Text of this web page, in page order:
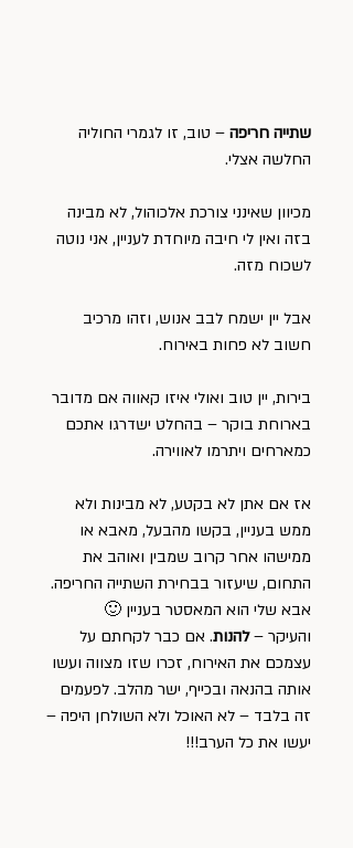
שתייה חריפה – טוב, זו לגמרי החוליה
החלשה אצלי.
מכיוון שאינני צורכת אלכוהול, לא מבינה
בזה ואין לי חיבה מיוחדת לעניין, אני נוטה
לשכוח מזה.
אבל יין ישמח לבב אנוש, וזהו מרכיב
חשוב לא פחות באירוח.
בירות, יין טוב ואולי איזו קאווה אם מדובר
בארוחת בוקר – בהחלט ישדרגו אתכם
כמארחים ויתרמו לאווירה.
אז אם אתן לא בקטע, לא מבינות ולא
ממש בעניין, בקשו מהבעל, מאבא או
ממישהו אחר קרוב שמבין ואוהב את
התחום, שיעזור בבחירת השתייה החריפה.
אבא שלי הוא המאסטר בעניין 🙂
והעיקר – להנות. אם כבר לקחתם על
עצמכם את האירוח, זכרו שזו מצווה ועשו
אותה בהנאה ובכייף, ישר מהלב. לפעמים
זה בלבד – לא האוכל ולא השולחן היפה –
יעשו את כל הערב!!!